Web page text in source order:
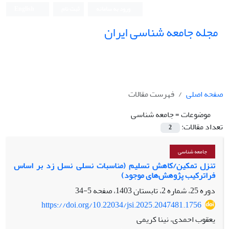
مجله جامعه شناسی ایران
صفحه اصلی
فهرست مقالات
موضوعات =جامعه شناسی
تعداد مقالات:
2
جامعه شناسی
تنزل تمکین/کاهش تسلیم (مناسبات نسلی نسل زد بر اساس
فراترکیب پژوهش‌های موجود)
دوره 25، شماره 2، تابستان 1403، صفحه
5-34
https://doi.org/10.22034/jsi.2025.2047481.1756
یعقوب احمدی، نینا کریمی